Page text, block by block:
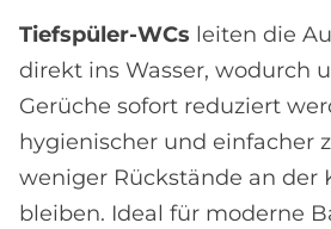
Tiefspüler-WCs leiten die
direkt ins Wasser, wodurch
Gerüche sofort reduziert
hygienischer und einfacher
weniger Rückstände an der
bleiben. Ideal für moderne